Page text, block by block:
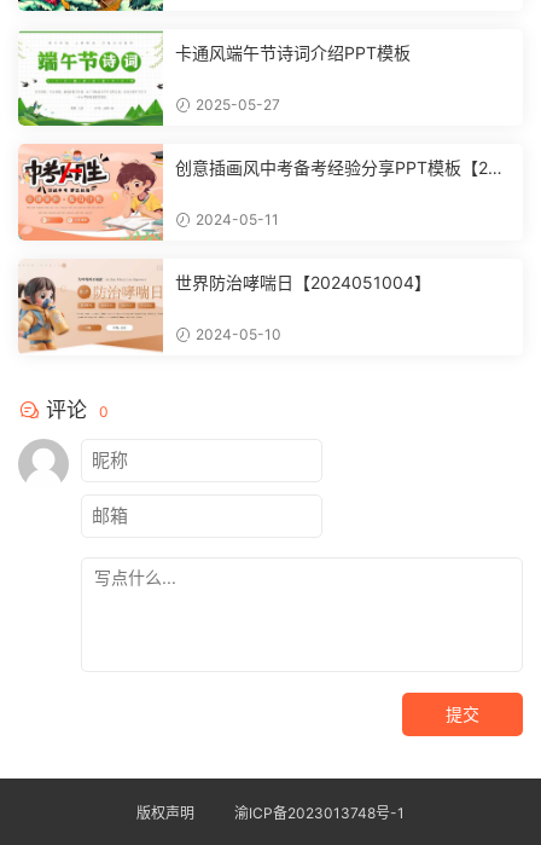
卡通风端午节诗词介绍PPT模板
2025-05-27
创意插画风中考备考经验分享PPT模板【202
2024-05-11
世界防治哮喘日【2024051004】
2024-05-10
评论 0
提交
版权声明 渝ICP备2023013748号-1